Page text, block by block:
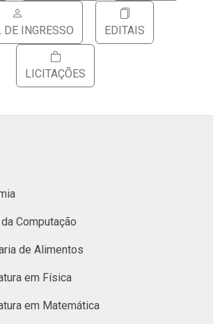
DE INGRESSO EDITAIS
LICITAÇÕES
Computação
de Alimentos
em Física
em Matemática